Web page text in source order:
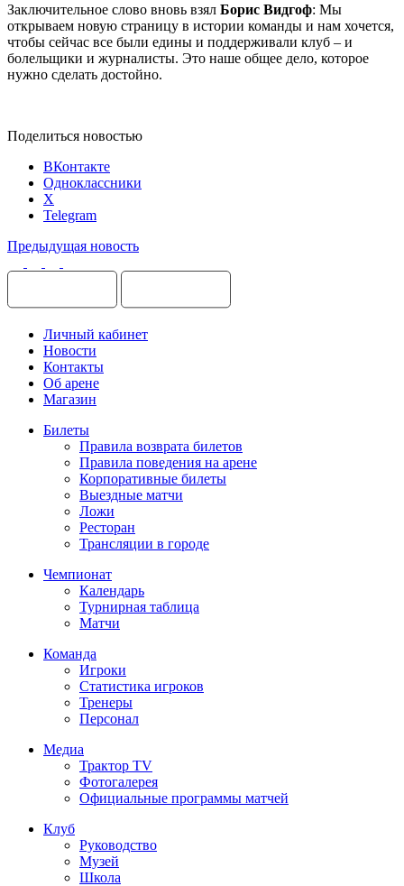
Заключительное слово вновь взял Борис Видгоф: Мы
открываем новую страницу в истории команды и нам хочется,
чтобы сейчас все были едины и поддерживали клуб – и
болельщики и журналисты. Это наше общее дело, которое
нужно сделать достойно.
Поделиться новостью
ВКонтакте
Одноклассники
X
Telegram
Предыдущая новость
Личный кабинет
Новости
Контакты
Об арене
Магазин
Билеты
Правила возврата билетов
Правила поведения на арене
Корпоративные билеты
Выездные матчи
Ложи
Ресторан
Трансляции в городе
Чемпионат
Календарь
Турнирная таблица
Матчи
Команда
Игроки
Статистика игроков
Тренеры
Персонал
Медиа
Трактор TV
Фотогалерея
Официальные программы матчей
Клуб
Руководство
Музей
Школа